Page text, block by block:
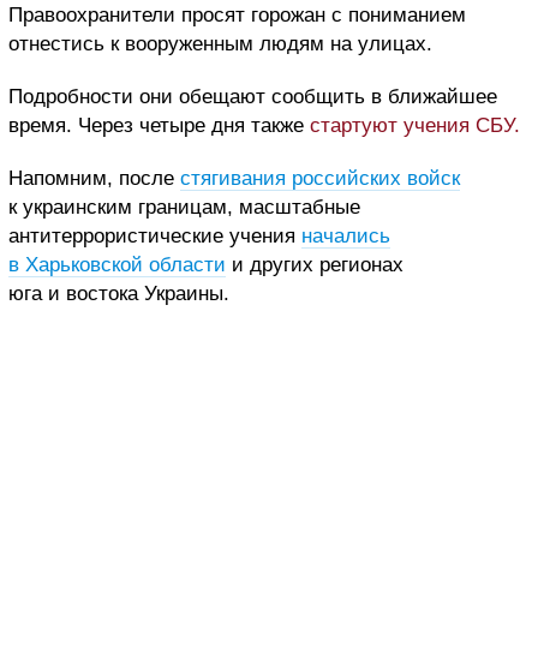
Правоохранители просят горожан с пониманием
отнестись к вооруженным людям на улицах.
Подробности они обещают сообщить в ближайшее
время. Через четыре дня также стартуют учения СБУ.
Напомним, после стягивания российских войск
к украинским границам, масштабные
антитеррористические учения начались
в Харьковской области и других регионах
юга и востока Украины.